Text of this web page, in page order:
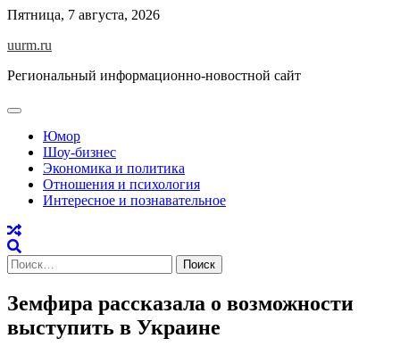
Skip
content
Пятница, 7 августа, 2026
uurm.ru
Региональный информационно-новостной сайт
Юмор
Шоу-бизнес
Экономика и политика
Отношения и психология
Интересное и познавательное
Найти:
Земфира рассказала о возможности
выступить в Украине